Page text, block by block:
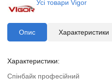
Усі товари Vigor
Опис Характеристики
Характеристики:
Спінбайк професійний